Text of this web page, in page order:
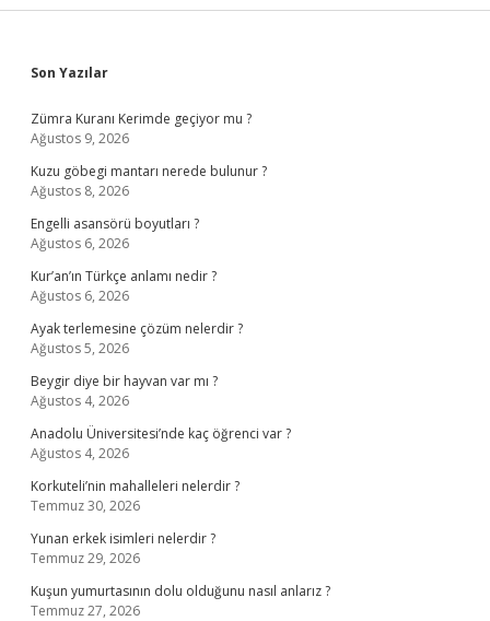
Sidebar
Son Yazılar
Zümra Kuranı Kerimde geçiyor mu ?
Ağustos 9, 2026
Kuzu göbegi mantarı nerede bulunur ?
Ağustos 8, 2026
Engelli asansörü boyutları ?
Ağustos 6, 2026
Kur’an’ın Türkçe anlamı nedir ?
Ağustos 6, 2026
Ayak terlemesine çözüm nelerdir ?
Ağustos 5, 2026
Beygir diye bir hayvan var mı ?
Ağustos 4, 2026
Anadolu Üniversitesi’nde kaç öğrenci var ?
Ağustos 4, 2026
Korkuteli’nin mahalleleri nelerdir ?
Temmuz 30, 2026
Yunan erkek isimleri nelerdir ?
Temmuz 29, 2026
Kuşun yumurtasının dolu olduğunu nasıl anlarız ?
Temmuz 27, 2026